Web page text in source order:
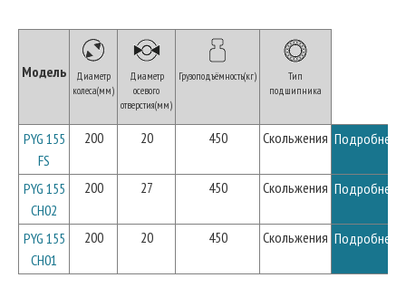
Модель
Диаметр
колеса(мм)
Диаметр
осевого
отверстия(мм)
Грузоподъёмность(кг)
Тип
подшипника
PYG 155
FS
200 20 450 Скольжения Подробнее
PYG 155
CH02
200 27 450 Скольжения Подробнее
PYG 155
CH01
200 20 450 Скольжения Подробнее